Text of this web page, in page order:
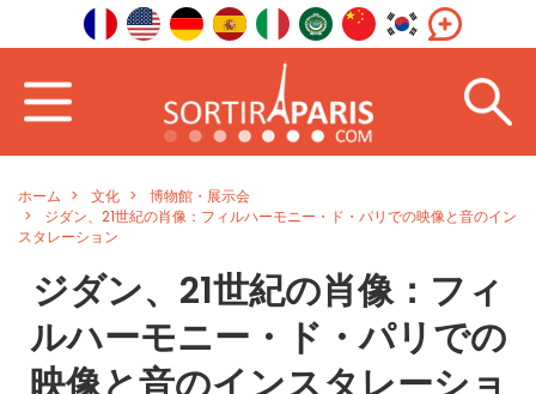
ホーム 文化
博物館・展示会
ジダン、21世紀の肖像：フィルハーモニー・ド・パリでの映像と音のイン
スタレーション
ジダン、21世紀の肖像：フィ
ルハーモニー・ド・パリでの